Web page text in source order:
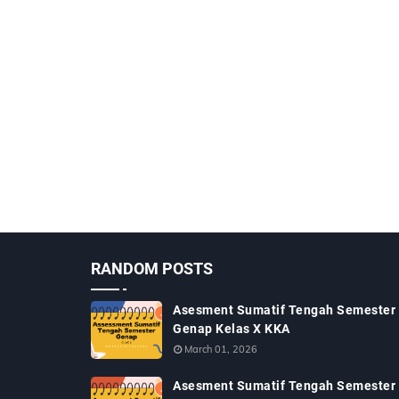
RANDOM POSTS
Asesment Sumatif Tengah Semester
Genap Kelas X KKA
March 01, 2026
Asesment Sumatif Tengah Semester